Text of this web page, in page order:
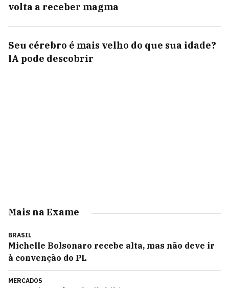
volta a receber magma
Seu cérebro é mais velho do que sua idade?
IA pode descobrir
Mais na Exame
BRASIL
Michelle Bolsonaro recebe alta, mas não deve ir
à convenção do PL
MERCADOS